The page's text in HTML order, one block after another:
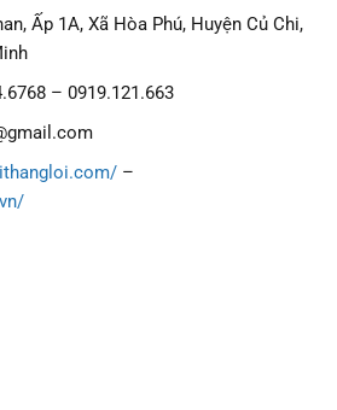
Ấp 1A, Xã Hòa Phú, Huyện Củ Chi,
– 0919.121.663
–